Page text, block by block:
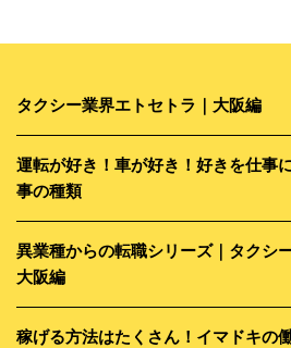
タクシー業界エトセトラ｜大阪編
運転が好き！車が好き！好きを仕事
事の種類
異業種からの転職シリーズ｜タクシ
大阪編
稼げる方法はたくさん！イマドキの